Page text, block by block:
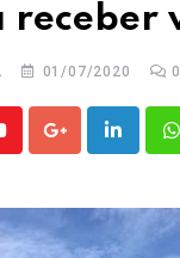
receber
01/07/2020 0
Google+LinkedIn